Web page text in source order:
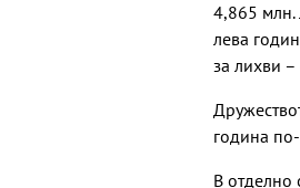
4,865 млн.
лева
за лихви
година
В отделно